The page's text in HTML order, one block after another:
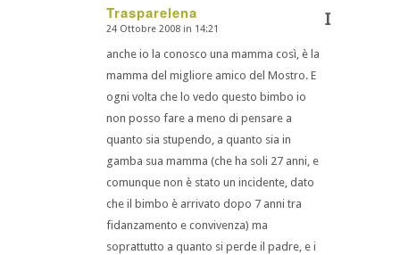
Trasparelena
dice:
24 Ottobre 2008 in 14:21
anche io la conosco una mamma così, è la
mamma del migliore amico del Mostro. E
ogni volta che lo vedo questo bimbo io
non posso fare a meno di pensare a
quanto sia stupendo, a quanto sia in
gamba sua mamma (che ha soli 27 anni, e
comunque non è stato un incidente, dato
che il bimbo è arrivato dopo 7 anni tra
fidanzamento e convivenza) ma
soprattutto a quanto si perde il padre, e i
I